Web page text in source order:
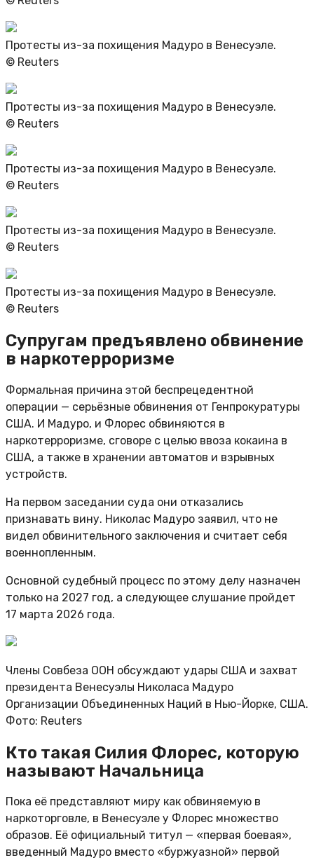
Протесты из-за похищения Мадуро в Венесуэле.
© Reuters
Протесты из-за похищения Мадуро в Венесуэле.
© Reuters
Протесты из-за похищения Мадуро в Венесуэле.
© Reuters
Протесты из-за похищения Мадуро в Венесуэле.
© Reuters
Протесты из-за похищения Мадуро в Венесуэле.
© Reuters
​​Супругам предъявлено обвинение
в наркотерроризме
Формальная причина этой беспрецедентной
операции — серьёзные обвинения от Генпрокуратуры
США. И Мадуро, и Флорес обвиняются в
наркотерроризме, сговоре с целью ввоза кокаина в
США, а также в хранении автоматов и взрывных
устройств.
На первом заседании суда они отказались
признавать вину. Николас Мадуро заявил, что не
видел обвинительного заключения и считает себя
военнопленным.
Основной судебный процесс по этому делу назначен
только на 2027 год, а следующее слушание пройдет
17 марта 2026 года.
Члены Совбеза ООН обсуждают удары США и захват
президента Венесуэлы Николаса Мадуро
Организации Объединенных Наций в Нью-Йорке, США.
Фото: Reuters
​​Кто такая Силия Флорес, которую
называют Начальница
Пока её представляют миру как обвиняемую в
наркоторговле, в Венесуэле у Флорес множество
образов. Её официальный титул — «первая боевая»,
введенный Мадуро вместо «буржуазной» первой